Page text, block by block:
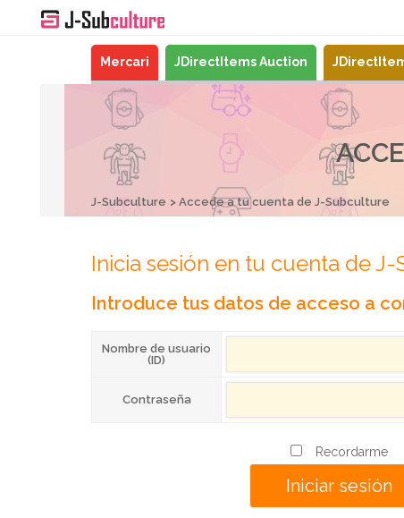
Mercari JDirectItems Auction
J-Subculture Accede a tu cuenta de J-Subculture
Inicia sesión en tu cuenta de
Introduce tus datos de acceso a
Nombre de usuario
(ID)
Contraseña
Recordarme